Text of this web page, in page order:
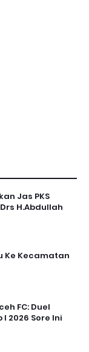
Jas PKS
H.Abdullah
Ke Kecamatan
FC: Duel
I 2026 Sore Ini